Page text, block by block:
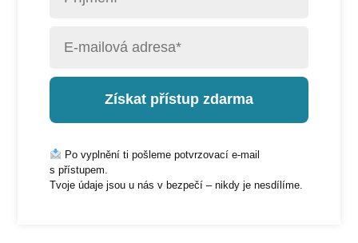
Získat přístup zdarma
Po vyplnění ti pošleme potvrzovací e-mail
s přístupem.
Tvoje údaje jsou u nás v bezpečí – nikdy je nesdílíme.